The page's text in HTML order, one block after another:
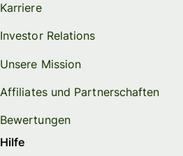
Karriere
Investor Relations
Unsere Mission
Affiliates und Partnerschaften
Bewertungen
Hilfe